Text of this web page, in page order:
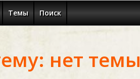
Темы Поиск
нет темы